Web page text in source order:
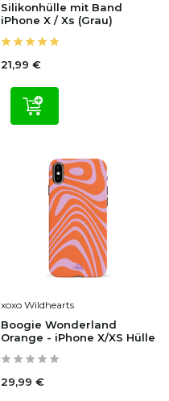
Silikonhülle mit Band
iPhone X / Xs (Grau)
21,99 €
xoxo Wildhearts
Boogie Wonderland
Orange - iPhone X/XS Hülle
29,99 €